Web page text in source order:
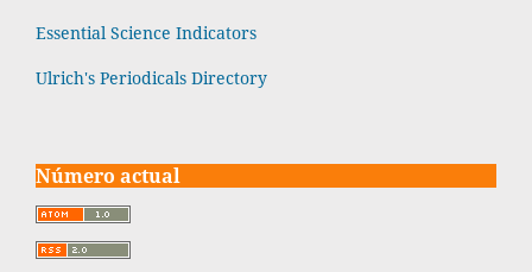
Essential Science Indicators
Ulrich's Periodicals Directory
Número actual